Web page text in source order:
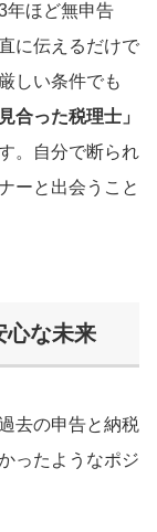
年ほど無申告
に伝えるだけで
しい条件でも
合った税理士」
。自分で断られ
ーと出会うこと
心な未来
去の申告と納税
ったようなポジ